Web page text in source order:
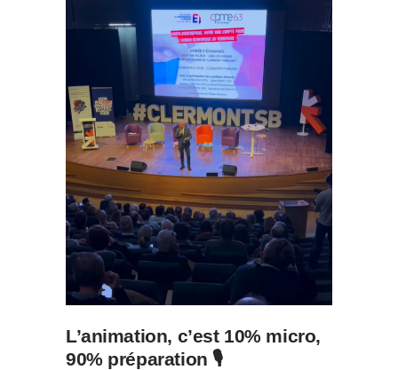
L’animation, c’est 10% micro,
90% préparation 🎙️